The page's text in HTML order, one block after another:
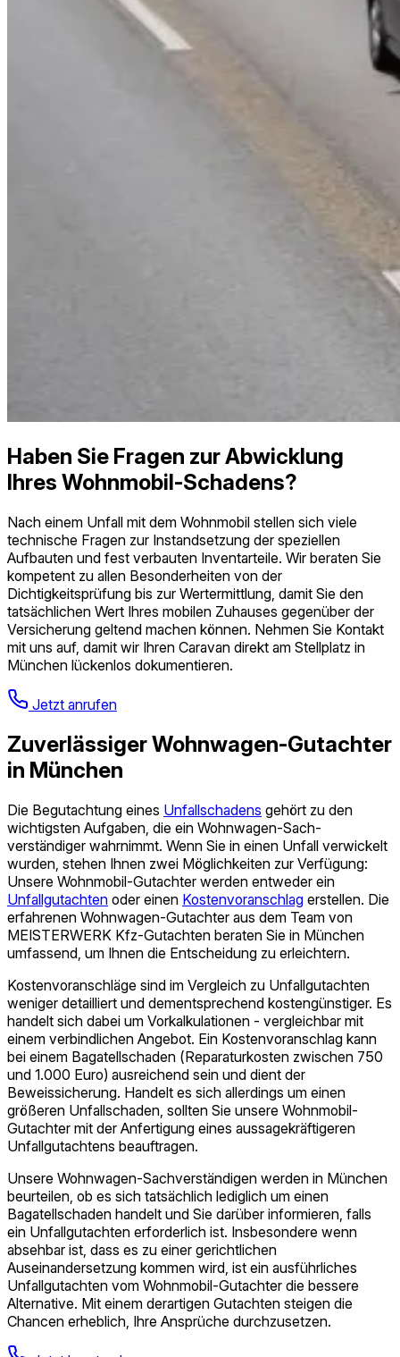
Haben Sie Fragen zur Abwicklung
Ihres Wohnmobil-Schadens?
Nach einem Unfall mit dem Wohnmobil stellen sich viele
technische Fragen zur Instandsetzung der speziellen
Aufbauten und fest verbauten Inventarteile. Wir beraten Sie
kompetent zu allen Besonderheiten von der
Dichtigkeitsprüfung bis zur Wertermittlung, damit Sie den
tatsächlichen Wert Ihres mobilen Zuhauses gegenüber der
Versicherung geltend machen können. Nehmen Sie Kontakt
mit uns auf, damit wir Ihren Caravan direkt am Stellplatz in
München lückenlos dokumentieren.
Jetzt anrufen
Zuverlässiger Wohnwagen-Gutachter
in München
Die Begutachtung eines Unfallschadens gehört zu den
wichtigsten Aufgaben, die ein Wohnwagen-Sach­
verständiger wahrnimmt. Wenn Sie in einen Unfall verwickelt
wurden, stehen Ihnen zwei Möglichkeiten zur Verfügung:
Unsere Wohnmobil-Gutachter werden entweder ein
Unfallgutachten oder einen Kosten­voranschlag erstellen. Die
erfahrenen Wohnwagen-Gutachter aus dem Team von
MEISTERWERK Kfz-Gutachten beraten Sie in München
umfassend, um Ihnen die Entscheidung zu erleichtern.
Kostenvoranschläge sind im Vergleich zu Unfallgutachten
weniger detailliert und dementsprechend kostengünstiger. Es
handelt sich dabei um Vorkalkulationen - vergleichbar mit
einem verbindlichen Angebot. Ein Kosten­voranschlag kann
bei einem Bagatellschaden (Reparaturkosten zwischen 750
und 1.000 Euro) ausreichend sein und dient der
Beweissicherung. Handelt es sich allerdings um einen
größeren Unfallschaden, sollten Sie unsere Wohnmobil-
Gutachter mit der Anfertigung eines aussagekräftigeren
Unfallgutachtens beauftragen.
Unsere Wohnwagen-Sach­verständigen werden in München
beurteilen, ob es sich tatsächlich lediglich um einen
Bagatellschaden handelt und Sie darüber informieren, falls
ein Unfallgutachten erforderlich ist. Insbesondere wenn
absehbar ist, dass es zu einer gerichtlichen
Auseinandersetzung kommen wird, ist ein ausführliches
Unfallgutachten vom Wohnmobil-Gutachter die bessere
Alternative. Mit einem derartigen Gutachten steigen die
Chancen erheblich, Ihre Ansprüche durchzusetzen.